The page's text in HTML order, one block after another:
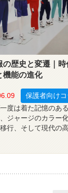
の歴史と変遷｜
機能の進化
保護者向け
度は着た記憶のあ
ジャージのカラー
行、そして現代の